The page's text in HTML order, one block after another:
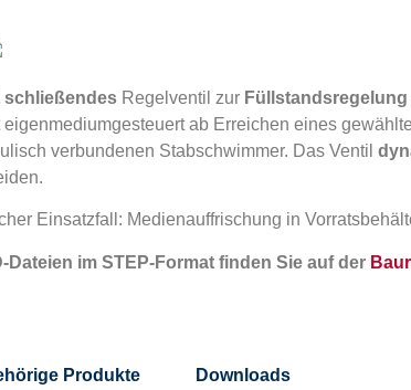
schließendesRegelventil zur Füllstandsregelung
eigenmediumgesteuert ab Erreichen eines
verbundenen Stabschwimmer. Das Ventil
Einsatzfall: Medienauffrischung in
Dateien im STEP-Format finden Sie auf der
Produkte Downloads